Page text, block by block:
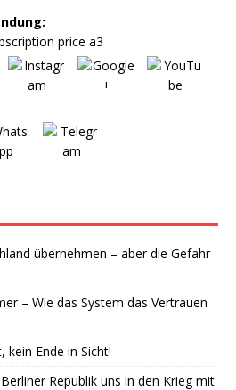
price a3
übernehmen – aber die Gefahr
– Wie das System das Vertrauen
kein Ende in Sicht!
Republik uns in den Krieg mit